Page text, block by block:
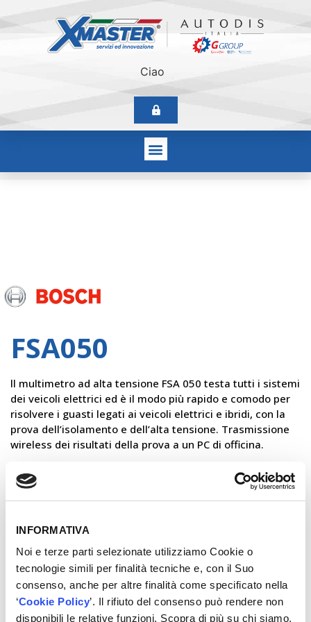
INFORMATIVA
Noi e terze parti selezionate utilizziamo Cookie o
tecnologie simili per finalità tecniche e, con il Suo
consenso, anche per altre finalità come specificato nella
‘Cookie Policy’. Il rifiuto del consenso può rendere non
disponibili le relative funzioni. Scopra di più su chi siamo,
Ciao
FSA050
ll multimetro ad alta tensione FSA 050 testa tutti i sistemi
dei veicoli elettrici ed è il modo più rapido e comodo per
risolvere i guasti legati ai veicoli elettrici e ibridi, con la
prova dell’isolamento e dell’alta tensione. Trasmissione
wireless dei risultati della prova a un PC di officina.
VUOI CONOSCERE IL PREZZO? ×
REGISTRATI